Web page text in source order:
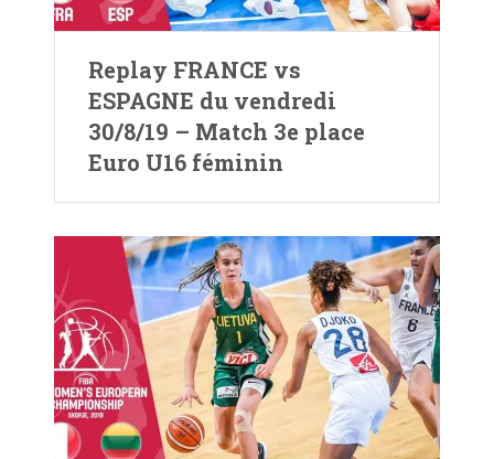
Replay FRANCE vs
ESPAGNE du vendredi
30/8/19 – Match 3e place
Euro U16 féminin